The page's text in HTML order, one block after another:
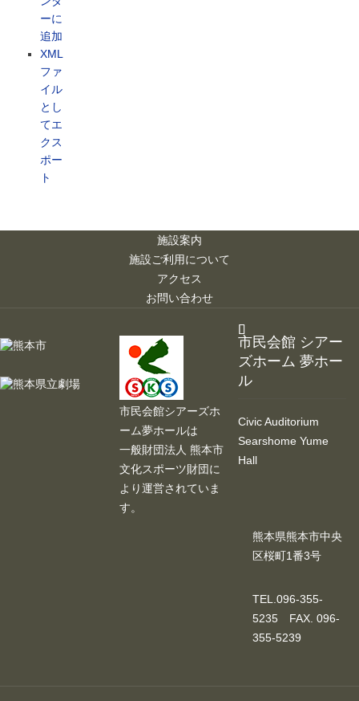
ーに
追加
XML
ファ
イル
とし
てエ
クス
ポー
ト
施設案内
施設ご利用について
アクセス
お問い合わせ
市民会館シアーズホ
ーム夢ホールは
一般財団法人 熊本市
文化スポーツ財団に
より運営されていま
す。
市民会館 シアー
ズホーム 夢ホー
ル
Civic Auditorium
Searshome Yume
Hall
熊本県熊本市中央
区桜町1番3号
TEL.096-355-
5235 FAX. 096-
355-5239